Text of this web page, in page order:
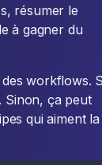
résumer le
à gagner du
workflows.
Sinon, ça peut
qui aiment la